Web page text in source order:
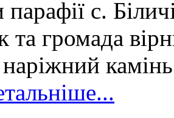
парафії с.
громада